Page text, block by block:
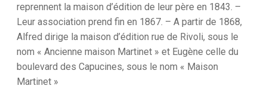
reprennent la maison d’édition de leur père en 1843. –
Leur association prend fin en 1867. – A partir de 1868,
Alfred dirige la maison d’édition rue de Rivoli, sous le
nom « Ancienne maison Martinet » et Eugène celle du
boulevard des Capucines, sous le nom « Maison
Martinet »